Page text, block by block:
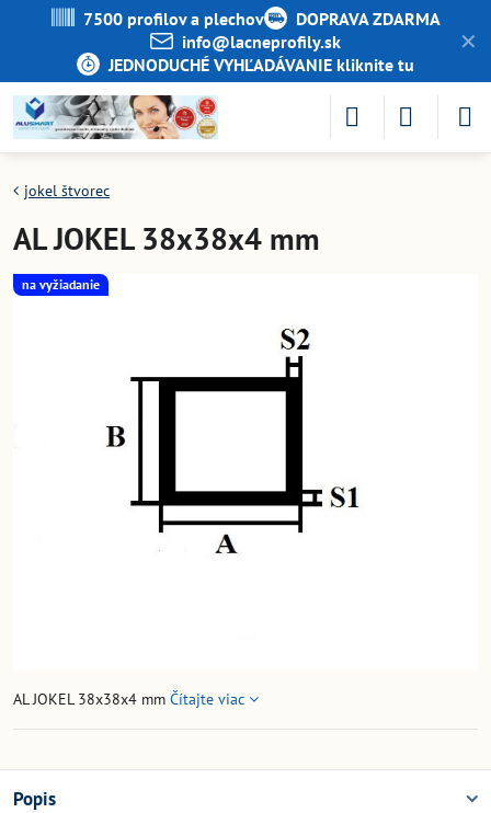
✕
7500 profilov a plechov
DOPRAVA ZDARMA
info​@lacneprofily​.sk
JEDNODUCHÉ VYHĽADÁVANIE kliknite tu
na vyžiadanie
jokel štvorec
AL JOKEL 38x38x4 mm
AL JOKEL 38x38x4 mm Čítajte viac
Popis